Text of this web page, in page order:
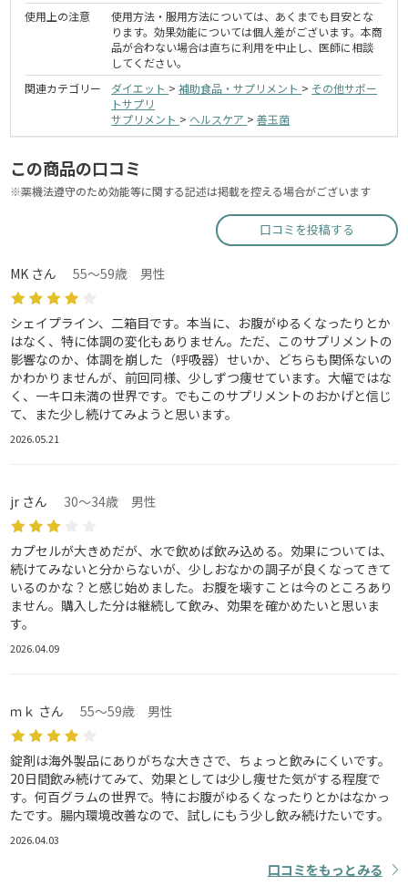
使用上の注意
使用方法・服用方法については、あくまでも目安とな
ります。効果効能については個人差がございます。本商
品が合わない場合は直ちに利用を中止し、医師に相談
してください。
関連カテゴリー
ダイエット >補助食品・サプリメント > その他サポー
トサプリ
サプリメント > ヘルスケア >善玉菌
この商品の口コミ
※薬機法遵守のため効能等に関する記述は掲載を控える場合がございます
口コミを投稿する
MK さん 55～59歳 男性
シェイプライン、二箱目です。本当に、お腹がゆるくなったりとか
はなく、特に体調の変化もありません。ただ、このサプリメントの
影響なのか、体調を崩した（呼吸器）せいか、どちらも関係ないの
かわかりませんが、前回同様、少しずつ痩せています。大幅ではな
く、一キロ未満の世界です。でもこのサプリメントのおかげと信じ
て、また少し続けてみようと思います。
2026.05.21
jr さん 30～34歳 男性
カプセルが大きめだが、水で飲めば飲み込める。効果については、
続けてみないと分からないが、少しおなかの調子が良くなってきて
いるのかな？と感じ始めました。お腹を壊すことは今のところあり
ません。購入した分は継続して飲み、効果を確かめたいと思いま
す。
2026.04.09
ｍｋ さん 55～59歳 男性
錠剤は海外製品にありがちな大きさで、ちょっと飲みにくいです。
20日間飲み続けてみて、効果としては少し痩せた気がする程度で
す。何百グラムの世界で。特にお腹がゆるくなったりとかはなかっ
たです。腸内環境改善なので、試しにもう少し飲み続けたいです。
2026.04.03
口コミをもっとみる